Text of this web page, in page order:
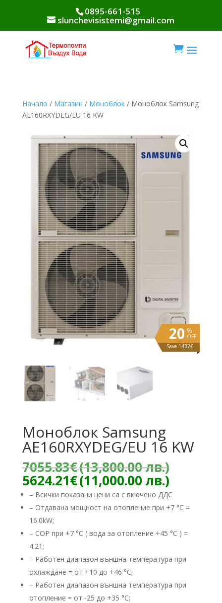
0895-661-515
slunchevisistemi@gmail.com

Начало / Магазин / Моноблок/ Моноблок Samsung
AE160RXYDEG/EU 16 KW
%
OFF
20
Save 1432€
Моноблок Samsung
AE160RXYDEG/EU 16 KW
7055.83€(13,800.00 лв.)
5624.21€(11,000.00 лв.)
цена
е:
лв.).
– Всички показани цени са с вкючено ДДС
– Отдавана мощност на отопление при +7 °C =
16.0kW;
– COP при +7 °C ( вода за отопление +45 °C ) =
4.21;
– Работен диапазон външна температура при
охлаждане = от +10 до +46 °C;
– Работен диапазон външна температура при
отопление = от -25 до +35 °C;